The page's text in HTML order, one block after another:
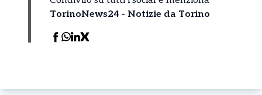
TorinoNews24 - Notizie da Torino